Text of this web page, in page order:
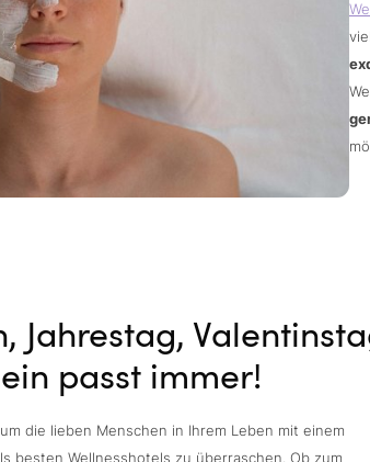
Jahrestag,
passt immer!
die lieben Menschen in Ihrem Leben mit einem
besten Wellnesshotels zu überraschen. Ob zum